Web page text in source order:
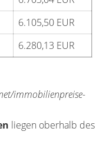
6.105,50 EUR
6.280,13 EUR
immobilienpreise-
liegen oberhalb des